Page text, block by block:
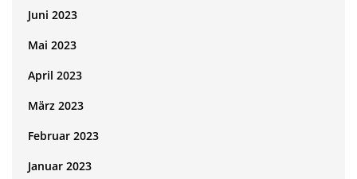
Juni 2023
Mai 2023
April 2023
März 2023
Februar 2023
Januar 2023